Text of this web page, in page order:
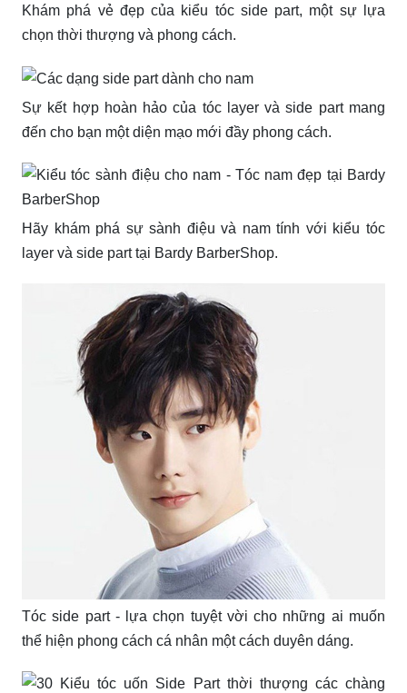
Khám phá vẻ đẹp của kiểu tóc side part, một sự lựa
chọn thời thượng và phong cách.
Sự kết hợp hoàn hảo của tóc layer và side part mang
đến cho bạn một diện mạo mới đầy phong cách.
Hãy khám phá sự sành điệu và nam tính với kiểu tóc
layer và side part tại Bardy BarberShop.
Tóc side part - lựa chọn tuyệt vời cho những ai muốn
thể hiện phong cách cá nhân một cách duyên dáng.